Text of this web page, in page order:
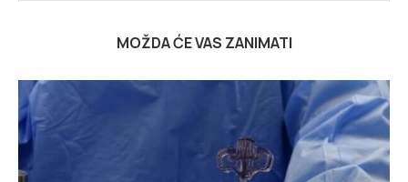
MOŽDA ĆE VAS ZANIMATI